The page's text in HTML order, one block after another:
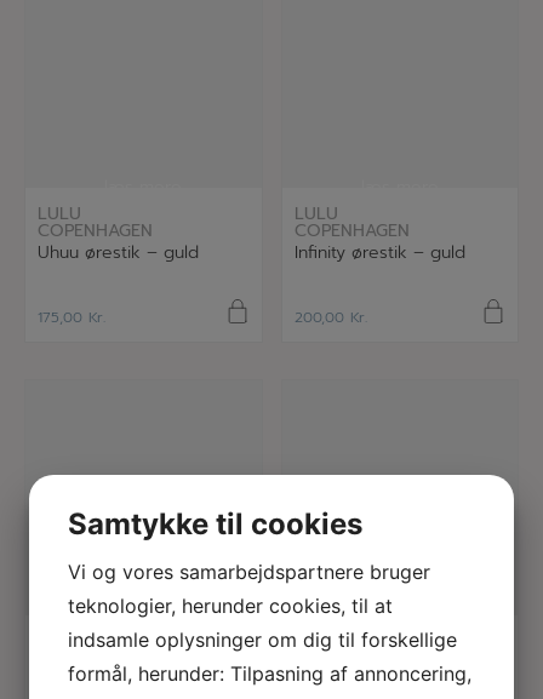
LULU
COPENHAGEN
Uhuu ørestik – guld
175,00 Kr.
LULU
COPENHAGEN
Infinity ørestik – guld
200,00 Kr.
læs mere
ISANGS
Creme deodorant
med kiseljord
læs mere
LULU
COPENHAGEN
Blomst ørestik turkis
Samtykke til cookies
Vi og vores samarbejdspartnere bruger
teknologier, herunder cookies, til at
indsamle oplysninger om dig til forskellige
formål, herunder: Tilpasning af annoncering,